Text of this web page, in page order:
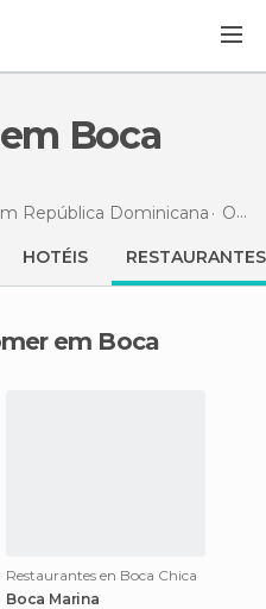
República Dominicana Onde comer em Santo Domingo
HOTÉIS RESTAURANTES
Restaurantes en Boca Chica
Boca Marina